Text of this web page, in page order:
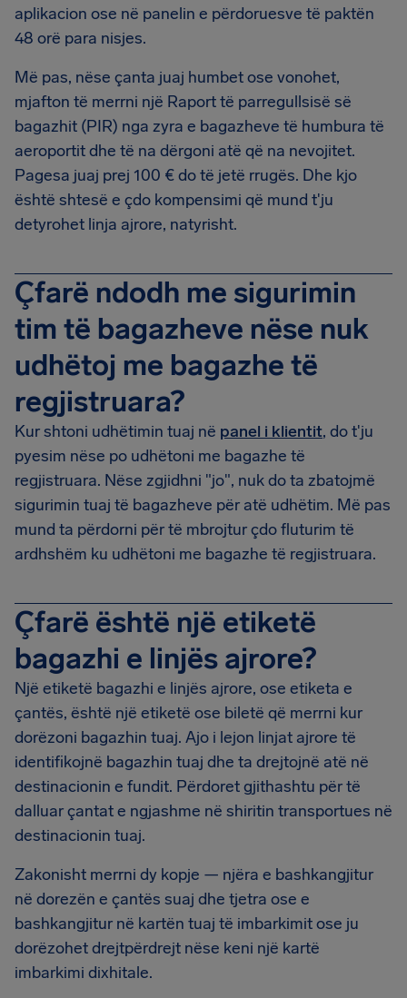
aplikacion ose në panelin e përdoruesve të paktën
48 orë para nisjes.
Më pas, nëse çanta juaj humbet ose vonohet,
mjafton të merrni një Raport të parregullsisë së
bagazhit (PIR) nga zyra e bagazheve të humbura të
aeroportit dhe të na dërgoni atë që na nevojitet.
Pagesa juaj prej 100 € do të jetë rrugës. Dhe kjo
është shtesë e çdo kompensimi që mund t'ju
detyrohet linja ajrore, natyrisht.
Çfarë ndodh me sigurimin
tim të bagazheve nëse nuk
udhëtoj me bagazhe të
regjistruara?
Kur shtoni udhëtimin tuaj në panel i klientit, do t'ju
pyesim nëse po udhëtoni me bagazhe të
regjistruara. Nëse zgjidhni "jo", nuk do ta zbatojmë
sigurimin tuaj të bagazheve për atë udhëtim. Më pas
mund ta përdorni për të mbrojtur çdo fluturim të
ardhshëm ku udhëtoni me bagazhe të regjistruara.
Çfarë është një etiketë
bagazhi e linjës ajrore?
Një etiketë bagazhi e linjës ajrore, ose etiketa e
çantës, është një etiketë ose biletë që merrni kur
dorëzoni bagazhin tuaj. Ajo i lejon linjat ajrore të
identifikojnë bagazhin tuaj dhe ta drejtojnë atë në
destinacionin e fundit. Përdoret gjithashtu për të
dalluar çantat e ngjashme në shiritin transportues në
destinacionin tuaj.
Zakonisht merrni dy kopje — njëra e bashkangjitur
në dorezën e çantës suaj dhe tjetra ose e
bashkangjitur në kartën tuaj të imbarkimit ose ju
dorëzohet drejtpërdrejt nëse keni një kartë
imbarkimi dixhitale.